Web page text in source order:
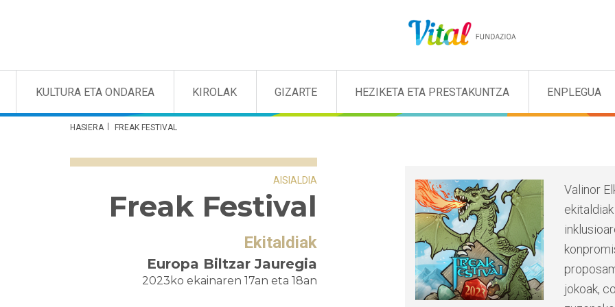
KULTURA ETA ONDAREA KIROLAK GIZARTE HEZIKETA ETA PRESTAKUNTZA ENPLEGUA
HASIERA FREAK FESTIVAL
AISIALDIA
Freak Festival
Ekitaldiak
Europa Biltzar Jauregia
2023ko ekainaren 17an eta 18an
Valinor
jokoak,